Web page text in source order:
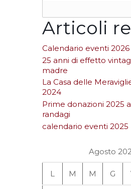
Articoli
Calendario eventi 2026
25 anni di effetto
madre
La Casa delle
2024
Prime donazioni 2025
randagi
calendario eventi 2025
Agosto
L M M G